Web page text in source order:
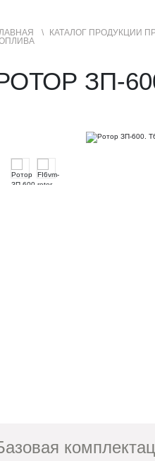
КАТАЛОГ ПРОДУКЦИИ
ЗП-